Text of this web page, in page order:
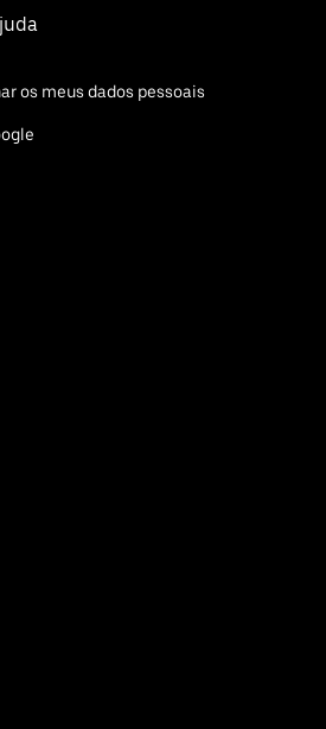
os meus dados pessoais